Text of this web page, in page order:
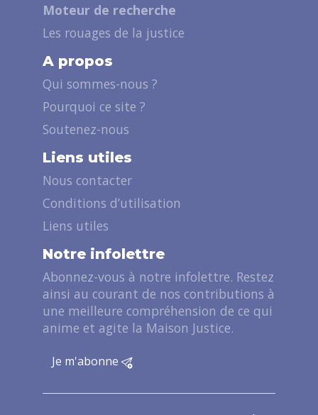
Moteur de recherche
Les rouages de la justice
A propos
Qui sommes-nous ?
Pourquoi ce site ?
Soutenez-nous
Liens utiles
Nous contacter
Conditions d’utilisation
Liens utiles
Notre infolettre
Abonnez-vous à notre infolettre. Restez
ainsi au courant de nos contributions à
une meilleure compréhension de ce qui
anime et agite la Maison Justice.
Je m'abonne